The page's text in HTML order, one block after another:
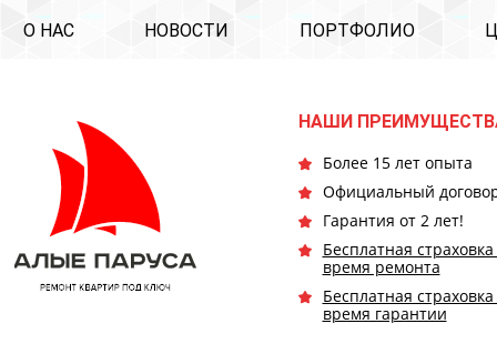
О НАС НОВОСТИ ПОРТФОЛИО
НАШИ
Более 15 лет опыта
Официальный
Гарантия от 2 лет!
Бесплатная
время ремонта
Бесплатная
время гарантии